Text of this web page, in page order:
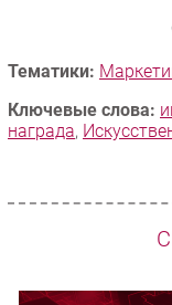
Тематики:
Ключевые слова:
награда,